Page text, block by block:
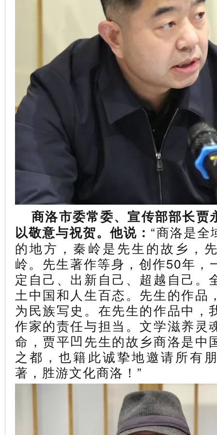
商洛市委常委、宣传部部长贾
以敬意与祝贺。他说： “商洛是全
的地方， 秦岭是先生的故乡，
岭。 先生著作等身，创作50年，
定自己、出新自己、超越自己。
土中国和人生百态。先生的作品
为民族写史。在先生的作品中，
作家的责任与担当。文学滋养灵
命，贾平凹先生的故乡商洛是中
之都，也籍此诚挚地邀请所有
著，胜游文化商洛！ ”